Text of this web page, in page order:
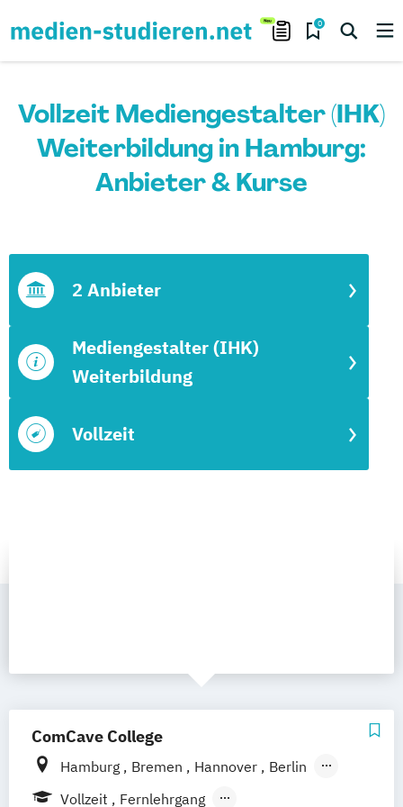
0
Vollzeit Mediengestalter (IHK)
Weiterbildung in Hamburg:
Anbieter & Kurse
Vollzeit
Mediengestalter (IHK)
Weiterbildung
2 Anbieter
ComCave College
Hamburg Bremen Hannover
Berlin
Leipzig
Dresden Nürnberg
Vollzeit
Fernlehrgang